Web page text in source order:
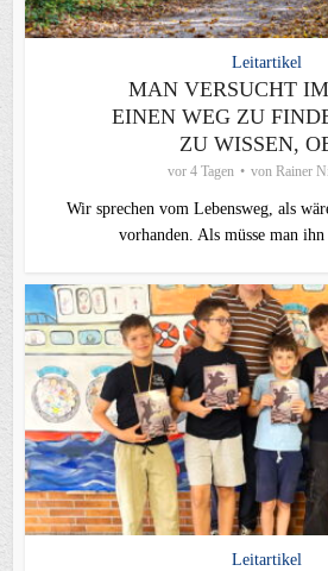
Leitartikel
MAN VERSUCHT
EINEN WEG ZU
ZU WISSEN,
vor 4 Tagen von Rainer
Wir sprechen vom Lebensweg, als
vorhanden. Als müsse man
Leitartikel